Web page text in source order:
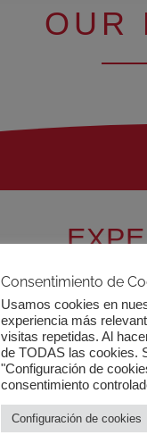
OUR
José
Marta
Xavier
Consentimiento de
Usamos cookies en
experiencia más
visitas repetidas. Al
de TODAS las cookies.
"Configuración de
consentimiento
Configuración de cookies